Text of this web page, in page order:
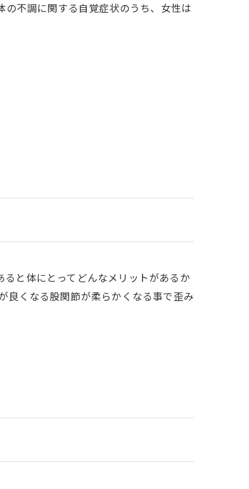
不調に関する自覚症状のうち、女性は
と体にとってどんなメリットがあるか
良くなる股関節が柔らかくなる事で歪み